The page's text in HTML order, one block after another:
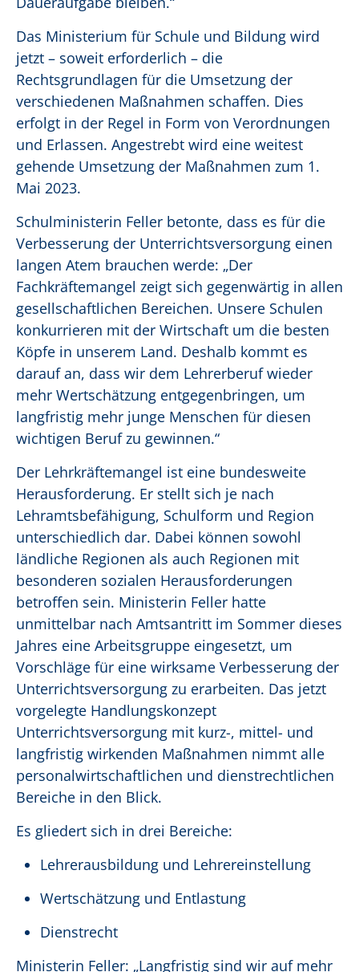
Das Ministerium für Schule und Bildung wird
jetzt – soweit erforderlich – die
Rechtsgrundlagen für die Umsetzung der
verschiedenen Maßnahmen schaffen. Dies
erfolgt in der Regel in Form von Verordnungen
und Erlassen. Angestrebt wird eine weitest
gehende Umsetzung der Maßnahmen zum 1.
Mai 2023.
Schulministerin Feller betonte, dass es für die
Verbesserung der Unterrichtsversorgung einen
langen Atem brauchen werde: „Der
Fachkräftemangel zeigt sich gegenwärtig in allen
gesellschaftlichen Bereichen. Unsere Schulen
konkurrieren mit der Wirtschaft um die besten
Köpfe in unserem Land. Deshalb kommt es
darauf an, dass wir dem Lehrerberuf wieder
mehr Wertschätzung entgegenbringen, um
langfristig mehr junge Menschen für diesen
wichtigen Beruf zu gewinnen.“
Der Lehrkräftemangel ist eine bundesweite
Herausforderung. Er stellt sich je nach
Lehramtsbefähigung, Schulform und Region
unterschiedlich dar. Dabei können sowohl
ländliche Regionen als auch Regionen mit
besonderen sozialen Herausforderungen
betroffen sein. Ministerin Feller hatte
unmittelbar nach Amtsantritt im Sommer dieses
Jahres eine Arbeitsgruppe eingesetzt, um
Vorschläge für eine wirksame Verbesserung der
Unterrichtsversorgung zu erarbeiten. Das jetzt
vorgelegte Handlungskonzept
Unterrichtsversorgung mit kurz-, mittel- und
langfristig wirkenden Maßnahmen nimmt alle
personalwirtschaftlichen und dienstrechtlichen
Bereiche in den Blick.
Es gliedert sich in drei Bereiche:
Lehrerausbildung und Lehrereinstellung
Wertschätzung und Entlastung
Dienstrecht
Ministerin Feller: „Langfristig sind wir auf mehr